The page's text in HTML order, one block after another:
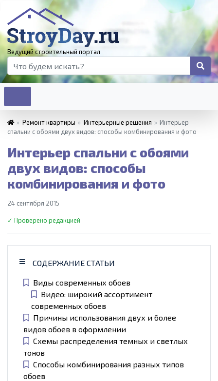
Ведущий строительный портал
» Ремонт квартиры » Интерьерные решения » Интерьер
спальни с обоями двух видов: способы комбинирования и фото
Интерьер спальни с обоями
двух видов: способы
комбинирования и фото
24 сентября 2015
✓ Проверено редакцией
СОДЕРЖАНИЕ СТАТЬИ
Виды современных обоев
Видео: широкий ассортимент
современных обоев
Причины использования двух и более
видов обоев в оформлении
Схемы распределения темных и светлых
тонов
Способы комбинирования разных типов
обоев